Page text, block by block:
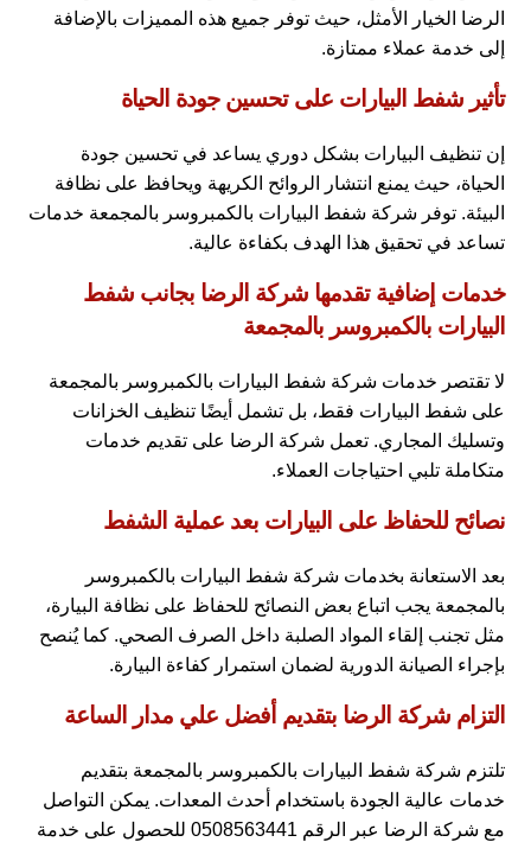
الرضا الخيار الأمثل، حيث توفر جميع هذه المميزات بالإضافة
إلى خدمة عملاء ممتازة.
تأثير شفط البيارات على تحسين جودة الحياة
إن تنظيف البيارات بشكل دوري يساعد في تحسين جودة
الحياة، حيث يمنع انتشار الروائح الكريهة ويحافظ على نظافة
البيئة. توفر شركة شفط البيارات بالكمبروسر بالمجمعة خدمات
تساعد في تحقيق هذا الهدف بكفاءة عالية.
خدمات إضافية تقدمها شركة الرضا بجانب شفط
البيارات بالكمبروسر بالمجمعة
لا تقتصر خدمات شركة شفط البيارات بالكمبروسر بالمجمعة
على شفط البيارات فقط، بل تشمل أيضًا تنظيف الخزانات
وتسليك المجاري. تعمل شركة الرضا على تقديم خدمات
متكاملة تلبي احتياجات العملاء.
نصائح للحفاظ على البيارات بعد عملية الشفط
بعد الاستعانة بخدمات شركة شفط البيارات بالكمبروسر
بالمجمعة يجب اتباع بعض النصائح للحفاظ على نظافة البيارة،
مثل تجنب إلقاء المواد الصلبة داخل الصرف الصحي. كما يُنصح
بإجراء الصيانة الدورية لضمان استمرار كفاءة البيارة.
التزام شركة الرضا بتقديم أفضل علي مدار الساعة
تلتزم شركة شفط البيارات بالكمبروسر بالمجمعة بتقديم
خدمات عالية الجودة باستخدام أحدث المعدات. يمكن التواصل
مع شركة الرضا عبر الرقم 0508563441 للحصول على خدمة